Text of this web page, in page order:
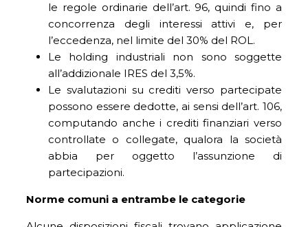
le regole ordinarie dell’art. 96, quindi fino a
concorrenza degli interessi attivi e, per
l’eccedenza, nel limite del 30% del ROL.
Le holding industriali non sono soggette
all’addizionale IRES del 3,5%.
Le svalutazioni su crediti verso partecipate
possono essere dedotte, ai sensi dell’art. 106,
computando anche i crediti finanziari verso
controllate o collegate, qualora la società
abbia per oggetto l’assunzione di
partecipazioni.
Norme comuni a entrambe le categorie